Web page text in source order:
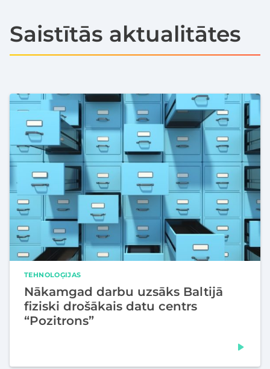
Saistītās aktualitātes
TEHNOLOĢIJAS
Nākamgad darbu uzsāks Baltijā
fiziski drošākais datu centrs
“Pozitrons”